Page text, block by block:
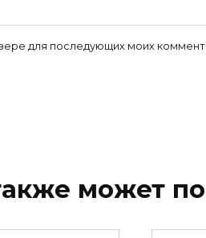
для последующих моих
может